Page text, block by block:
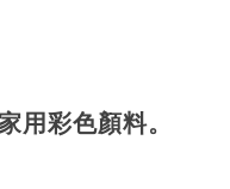
用彩色顏料。